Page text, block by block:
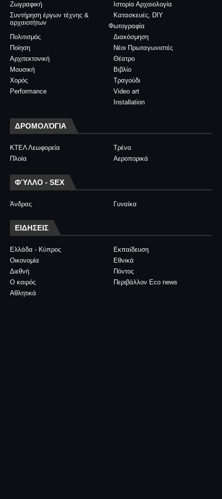
Ζωγραφική
Ιστορία Αρχαιολογία
Συντήρηση έργων τέχνης &
αρχαιοτήτων
Κατασκευές, DIY
Φωτογραφία
Διακόσμηση
Πολιτισμός
Νέοι Πρωταγωνιστές
Ποίηση
Θέατρο
Αρχιτεκτονική
Βιβλίο
Μουσική
Τραγούδι
Χορός
Video art
Performance
Installation
ΔΡΟΜΟΛΌΓΙΑ
ΚΤΕΛ Λεωφορεία
Τρένα
Πλοία
Αεροπορικά
ΦΎΛΛΟ - SEX
Άνδρας Γυναίκα
ΕΙΔΗΣΕΙΣ
Ελλάδα - Κύπρος
Εκπαίδευση
Οικονομία
Εθνικά
Διεθνή
Πόντος
Ο καιρός
Περιβάλλον Eco news
Αθλητικά